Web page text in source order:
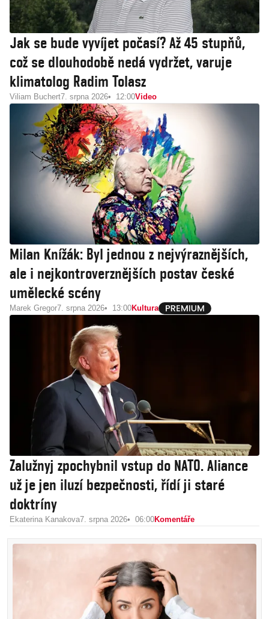
Jak se bude vyvíjet počasí? Až 45 stupňů,
což se dlouhodobě nedá vydržet, varuje
klimatolog Radim Tolasz
Viliam Buchert7. srpna 2026 12:00Video
Milan Knížák: Byl jednou z nejvýraznějších,
ale i nejkontroverznějších postav české
umělecké scény
Marek Gregor7. srpna 2026 13:00Kultura
Zalužnyj zpochybnil vstup do NATO. Aliance
už je jen iluzí bezpečnosti, řídí ji staré
doktríny
Ekaterina Kanakova7. srpna 2026 06:00Komentáře